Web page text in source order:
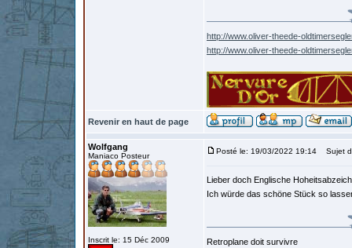
http://www.oliver-theede-
http://www.oliver-theede-
Revenir en haut de page
Wolfgang
Maniaco Posteur
Inscrit le: 15 Déc 2009
Posté le: 19/03/2022 19:14 Sujet
Lieber doch Englische
Ich würde das schöne Stück so
Retroplane doit survivre